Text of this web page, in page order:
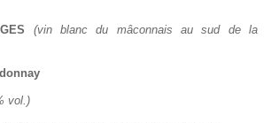
(vin blanc du mâconnais au sud de la
vol.)